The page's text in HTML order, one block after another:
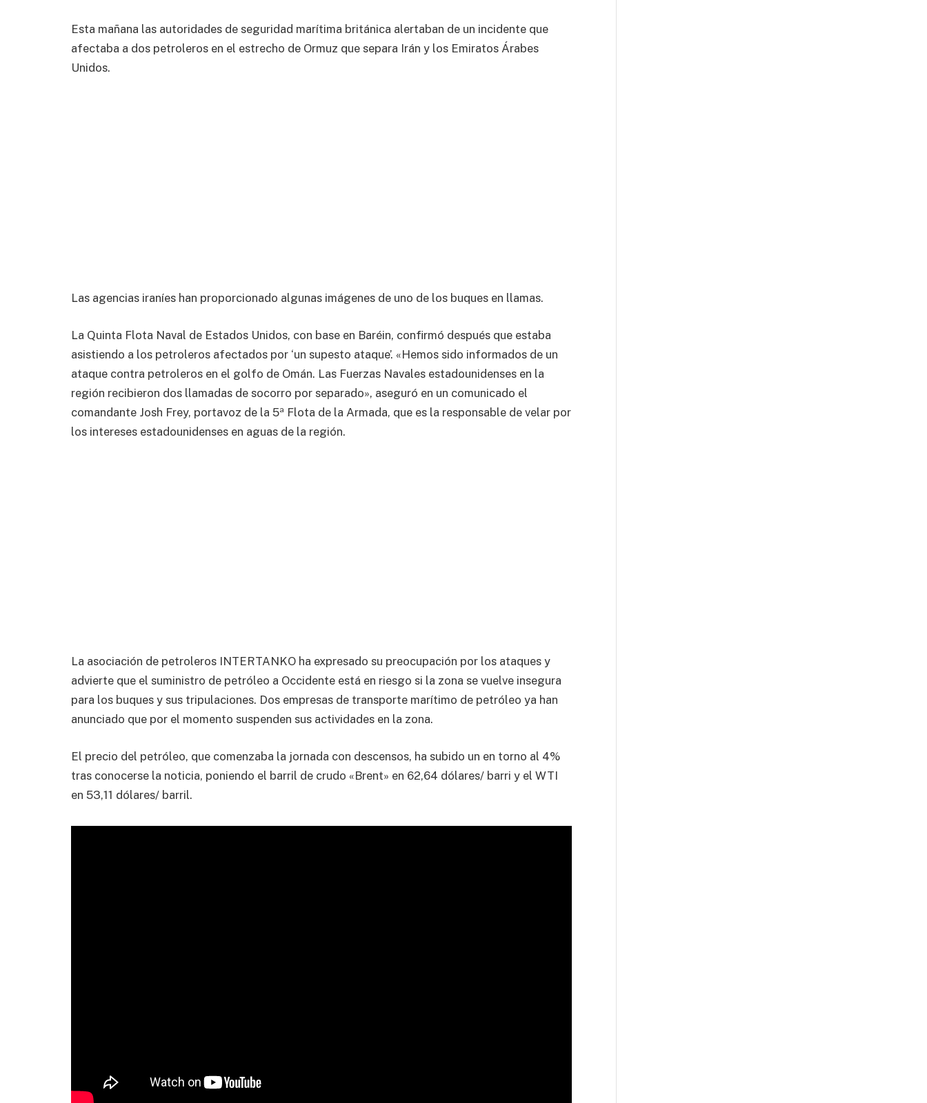
Esta mañana las autoridades de seguridad marítima británica alertaban de un incidente que
afectaba a dos petroleros en el estrecho de Ormuz que separa Irán y los Emiratos Árabes
Unidos.
Las agencias iraníes han proporcionado algunas imágenes de uno de los buques en llamas.
La Quinta Flota Naval de Estados Unidos, con base en Baréin, confirmó después que estaba
asistiendo a los petroleros afectados por ‘un supesto ataque’. «Hemos sido informados de un
ataque contra petroleros en el golfo de Omán. Las Fuerzas Navales estadounidenses en la
región recibieron dos llamadas de socorro por separado», aseguró en un comunicado el
comandante Josh Frey, portavoz de la 5ª Flota de la Armada, que es la responsable de velar por
los intereses estadounidenses en aguas de la región.
La asociación de petroleros INTERTANKO ha expresado su preocupación por los ataques y
advierte que el suministro de petróleo a Occidente está en riesgo si la zona se vuelve insegura
para los buques y sus tripulaciones. Dos empresas de transporte marítimo de petróleo ya han
anunciado que por el momento suspenden sus actividades en la zona.
El precio del petróleo, que comenzaba la jornada con descensos, ha subido un en torno al 4%
tras conocerse la noticia, poniendo el barril de crudo «Brent» en 62,64 dólares/ barri y el WTI
en 53,11 dólares/ barril.